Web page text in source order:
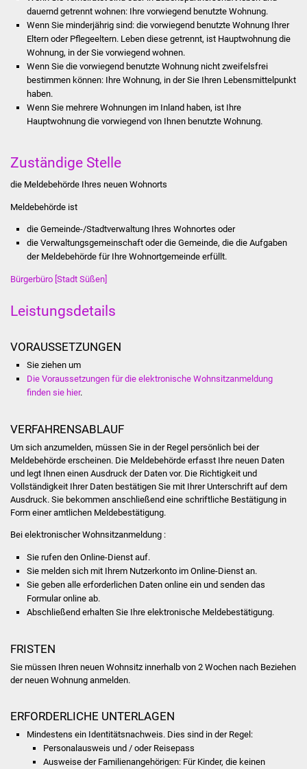
Jubiläumsjahr 2021
Partnerstädte
Projekte
Schulentwicklung Bizet
Presse
Bildung
Schulen
Volkshochschule
Soziale Einrichtungen
Jugendhaus
Fachteam Jugend
dauernd getrennt wohnen: Ihre vorwiegend benutzte Wohnung.
Wenn Sie minderjährig sind: die vorwiegend benutzte Wohnung Ihrer
Eltern oder Pflegeeltern. Leben diese getrennt, ist Hauptwohnung die
Wohnung, in der Sie vorwiegend wohnen.
Wenn Sie die vorwiegend benutzte Wohnung nicht zweifelsfrei
bestimmen können: Ihre Wohnung, in der Sie Ihren Lebensmittelpunkt
haben.
Wenn Sie mehrere Wohnungen im Inland haben, ist Ihre
Hauptwohnung die vorwiegend von Ihnen benutzte Wohnung.
Zuständige Stelle
die Meldebehörde Ihres neuen Wohnorts
Meldebehörde ist
die Gemeinde-/Stadtverwaltung Ihres Wohnortes oder
die Verwaltungsgemeinschaft oder die Gemeinde, die die Aufgaben
der Meldebehörde für Ihre Wohnortgemeinde erfüllt.
Bürgerbüro [Stadt Süßen]
Leistungsdetails
VORAUSSETZUNGEN
Sie ziehen um
Die Voraussetzungen für die elektronische Wohnsitzanmeldung
finden sie hier.
VERFAHRENSABLAUF
Um sich anzumelden, müssen Sie in der Regel persönlich bei der
Meldebehörde erscheinen. Die Meldebehörde erfasst Ihre neuen Daten
und legt Ihnen einen Ausdruck der Daten vor. Die Richtigkeit und
Vollständigkeit Ihrer Daten bestätigen Sie mit Ihrer Unterschrift auf dem
Ausdruck. Sie bekommen anschließend eine schriftliche Bestätigung in
Form einer amtlichen Meldebestätigung.
Bei elektronischer Wohnsitzanmeldung :
Sie rufen den Online-Dienst auf.
Sie melden sich mit Ihrem Nutzerkonto im Online-Dienst an.
Sie geben alle erforderlichen Daten online ein und senden das
Formular online ab.
Abschließend erhalten Sie Ihre elektronische Meldebestätigung.
FRISTEN
Sie müssen Ihren neuen Wohnsitz innerhalb von 2 Wochen nach Beziehen
der neuen Wohnung anmelden.
ERFORDERLICHE UNTERLAGEN
Mindestens ein Identitätsnachweis. Dies sind in der Regel:
Personalausweis und / oder Reisepass
Ausweise der Familienangehörigen: Für Kinder, die keinen